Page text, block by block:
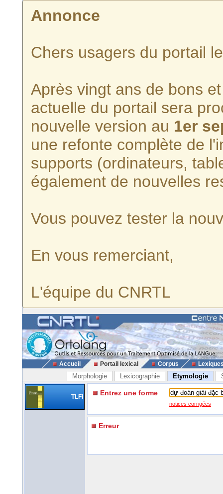
Annonce
Chers usagers du portail
Après vingt ans de bons
actuelle du portail sera
nouvelle version au 1er
une refonte complète de
supports (ordinateurs,
également de nouvelles
Vous pouvez tester la
En vous remerciant,
L'équipe du CNRTL
Accueil Portail lexical Corpus
Morphologie Lexicographie Etymologie
TLFi Entrez une forme
notices corrigées
Erreur